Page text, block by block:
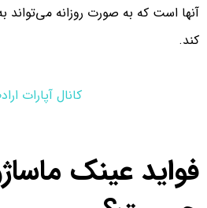
آنها است که به صورت روزانه
کند.
کانال آپارات
فواید عینک